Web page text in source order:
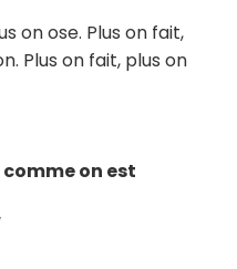
on ose. Plus on fait,
Plus on fait, plus on
on est